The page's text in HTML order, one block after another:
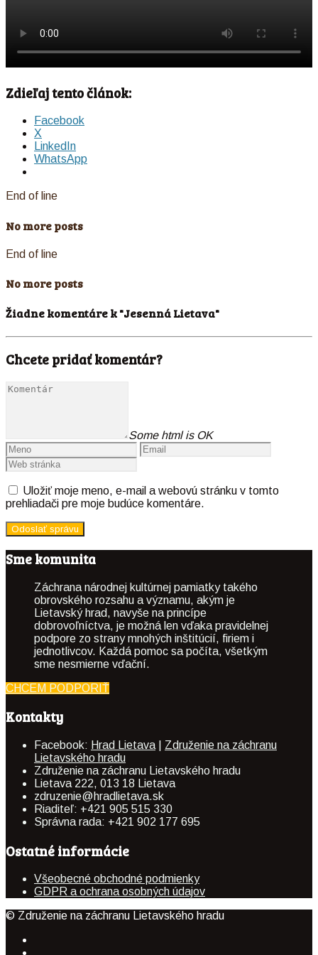
Zdieľaj tento článok:
Facebook
X
LinkedIn
WhatsApp
End of line
No more posts
End of line
No more posts
Žiadne komentáre k "Jesenná Lietava"
Chcete pridať komentár?
Some html is OK
Uložiť moje meno, e-mail a webovú stránku v tomto
prehliadači pre moje budúce komentáre.
Sme komunita
Záchrana národnej kultúrnej pamiatky takého
obrovského rozsahu a významu, akým je
Lietavský hrad, navyše na princípe
dobrovoľníctva, je možná len vďaka pravidelnej
podpore zo strany mnohých inštitúcií, firiem i
jednotlivcov. Každá pomoc sa počíta, všetkým
sme nesmierne vďační.
CHCEM PODPORIŤ
Kontakty
Facebook: Hrad Lietava
Združenie na záchranu
Lietavského hradu
Združenie na záchranu Lietavského hradu
Lietava 222, 013 18 Lietava
zdruzenie@hradlietava.sk
Riaditeľ: +421 905 515 330
Správna rada: +421 902 177 695
Ostatné informácie
Všeobecné obchodné podmienky
GDPR a ochrana osobných údajov
© Združenie na záchranu Lietavského hradu